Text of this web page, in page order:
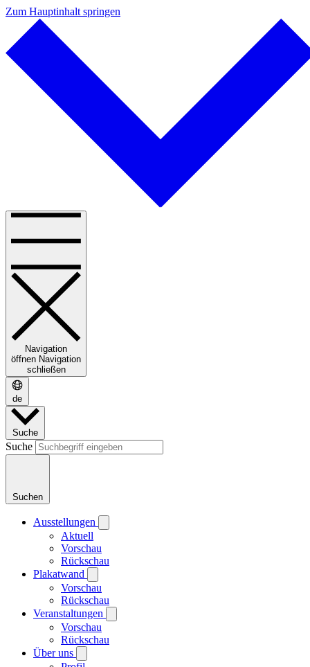
Zum Hauptinhalt springen
Navigation
öffnen Navigation
schließen
de
Suche
Suche
Suchen
Ausstellungen
Aktuell
Vorschau
Rückschau
Plakatwand
Vorschau
Rückschau
Veranstaltungen
Vorschau
Rückschau
Über uns